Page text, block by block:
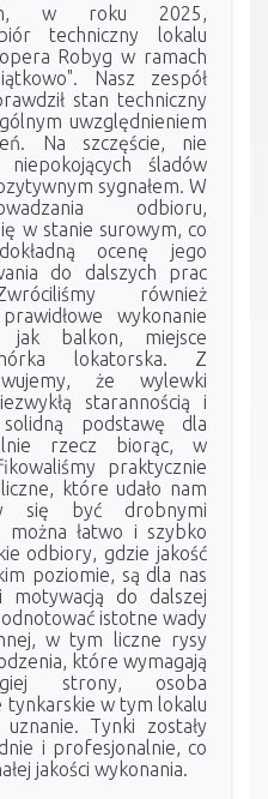
w roku 2025,
techniczny lokalu
Robyg w ramach
Nasz zespół
stan techniczny
uwzględnieniem
Na szczęście, nie
śladów
sygnałem. W
odbioru,
w stanie surowym, co
ocenę jego
do dalszych prac
również
wykonanie
jak balkon, miejsce
lokatorska. Z
że wylewki
starannością i
podstawę dla
rzecz biorąc, w
praktycznie
które udało nam
się być drobnymi
można łatwo i szybko
odbiory, gdzie jakość
poziomie, są dla nas
motywacją do dalszej
istotne wady
w tym liczne rysy
które wymagają
strony, osoba
tynkarskie w tym lokalu
uznanie. Tynki zostały
i profesjonalnie, co
jakości wykonania.